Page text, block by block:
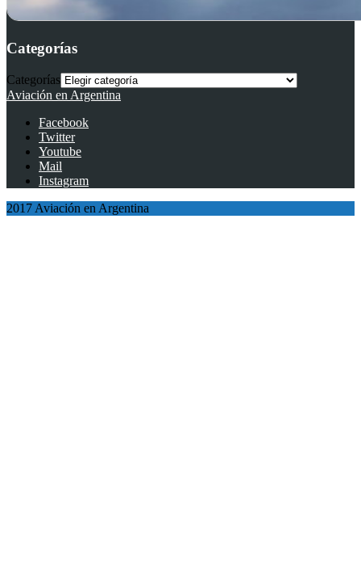
Categorías
Categorías
Aviación en Argentina
Facebook
Twitter
Youtube
Mail
Instagram
2017 Aviación en Argentina